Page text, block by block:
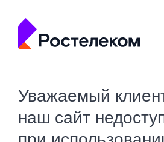
Уважаемый
наш сайт